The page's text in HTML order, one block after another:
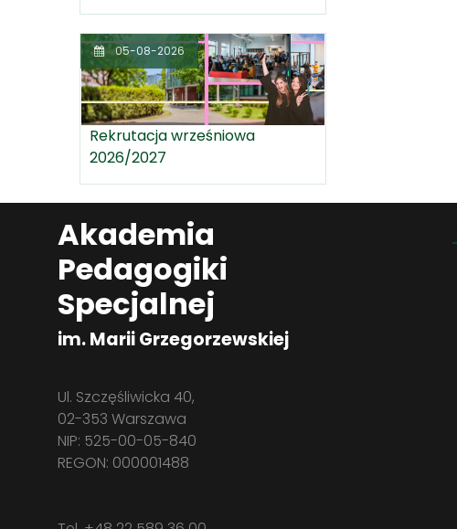
05-08-2026
Rekrutacja wrześniowa
2026/2027
Akademia
Pedagogiki
Specjalnej
im. Marii Grzegorzewskiej
Ul. Szczęśliwicka 40,
02-353 Warszawa
NIP: 525-00-05-840
REGON: 000001488